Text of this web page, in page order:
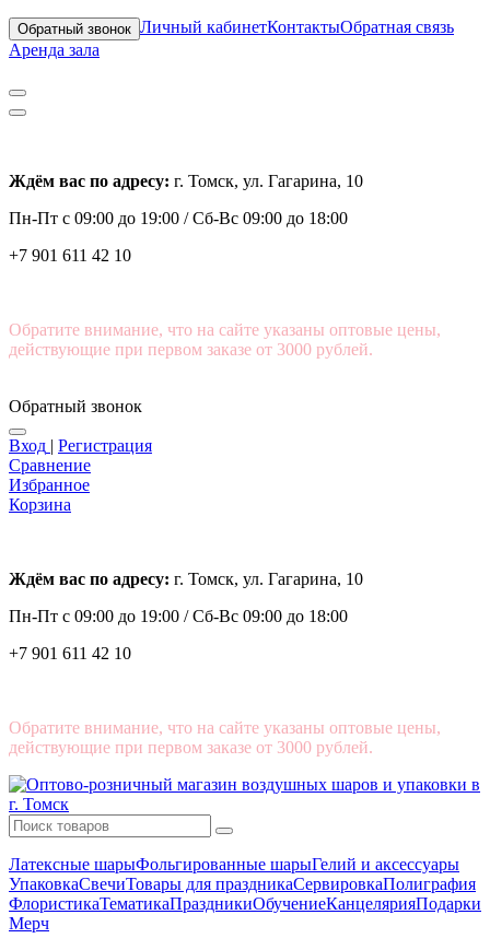
Обратный звонок Личный кабинетКонтактыОбратная связь
Аренда зала
Ждём вас по адресу: г. Томск, ул. Гагарина, 10
Пн-Пт с 09:00 до 19:00 /Сб-Вс 09:00 до 18:00
+7 901 611 42 10
Обратите внимание, что на сайте указаны оптовые цены,
действующие при первом заказе от 3000 рублей.
Обратный звонок
Вход | Регистрация
Сравнение
Избранное
Корзина
Ждём вас по адресу: г. Томск, ул. Гагарина, 10
Пн-Пт с 09:00 до 19:00 /Сб-Вс 09:00 до 18:00
+7 901 611 42 10
Обратите внимание, что на сайте указаны оптовые цены,
действующие при первом заказе от 3000 рублей.
Латексные шарыФольгированные шарыГелий и аксессуары
УпаковкаСвечиТовары для праздникаСервировкаПолиграфия
ФлористикаТематикаПраздникиОбучениеКанцелярияПодарки
Мерч